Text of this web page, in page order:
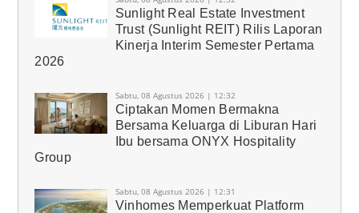
Sunlight Real Estate Investment
Trust (Sunlight REIT) Rilis Laporan
Kinerja Interim Semester Pertama
2026
Sabtu, 08 Agustus 2026 | 12:32
Ciptakan Momen Bermakna
Bersama Keluarga di Liburan Hari
Ibu bersama ONYX Hospitality
Group
Sabtu, 08 Agustus 2026 | 12:31
Vinhomes Memperkuat Platform